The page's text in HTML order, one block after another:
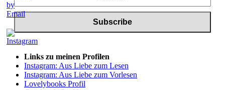
Links zu meinen Profilen
Instagram: Aus Liebe zum Lesen
Instagram: Aus Liebe zum Vorlesen
Lovelybooks Profil